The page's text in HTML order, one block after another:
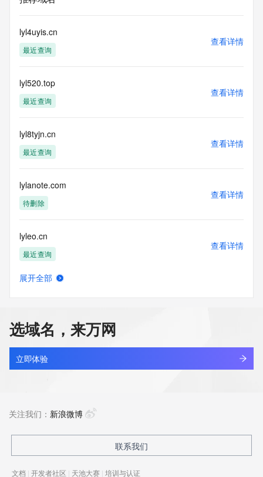
lyl4uyis.cn
最近查询
查看详情
lyl520.top
最近查询
查看详情
lyl8tyjn.cn
最近查询
查看详情
lylanote.com
待删除
查看详情
lyleo.cn
最近查询
查看详情
lylu5dyq.top
新注册
查看详情
最近查询
展开全部
选域名，来万网
立即体验
关注我们： 新浪微博
联系我们
文档 | 开发者社区 | 天池大赛 | 培训与认证